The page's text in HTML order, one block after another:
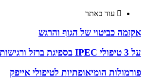
עוד באתר
אקזמה כביטוי של הגוף והרגש
על 3 טיפולי IPEC בספיגת ברזל ורגישות לברזל.
פורמולות הומיאופתיות לטיפולי אייפק